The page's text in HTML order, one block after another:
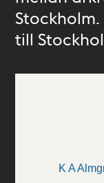
till
K A